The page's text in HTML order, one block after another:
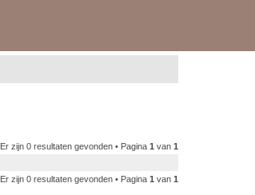
Er zijn 0 resultaten gevonden • Pagina 1 van 1
Er zijn 0 resultaten gevonden • Pagina 1 van 1